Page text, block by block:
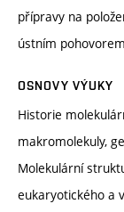
přípravy na
ústním
OSNOVY VÝUKY
Historie
makromolekuly,
Molekulární
eukaryotického a